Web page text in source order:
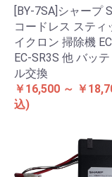
[BY-7SA]シャープ
コードレス スティ
イクロン 掃除機
EC-SR3S 他 バッ
ル交換
￥16,500 ～ ￥
込)